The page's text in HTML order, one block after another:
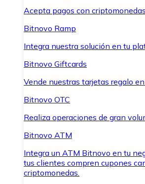
Acepta pagos con
Bitnovo Ramp
Integra nuestra solución en tu
Bitnovo Giftcards
Vende nuestras tarjetas regalo
Bitnovo OTC
Realiza operaciones de gran
Bitnovo ATM
Integra un ATM Bitnovo en tu
tus clientes compren cupones
criptomonedas.